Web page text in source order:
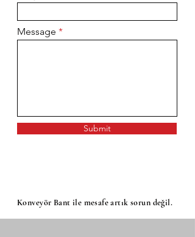
Message
Submit
Konveyör Bant ile mesafe artık sorun değil.